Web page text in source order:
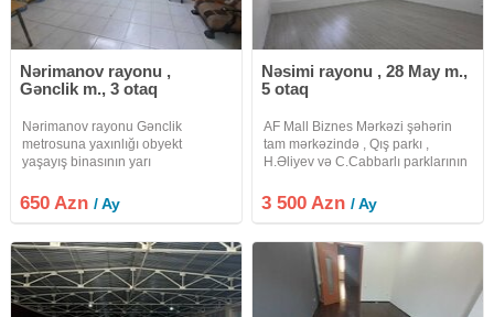
Nərimanov rayonu ,
Gənclik m., 3 otaq
Nərimanov rayonu Gənclik
metrosuna yaxınlığı obyekt
yaşayış binasının yarı
kənarıdır.üstü obyektdir. 3 otaq iç
içədir otaqların ölçüləri təxmini 25-
sonuncu otaq
650 Azn/ Ay
Nəsimi rayonu , 28 May m.,
5 otaq
AF Mall Biznes Mərkəzi şəhərin
tam mərkəzində , Qış parkı ,
H.Əliyev və C.Cabbarlı parklarının
stansiyasının yaxınlığında yerləşir.
Biznes mərkəz müasir memarlıq
3 500 Azn/ Ay